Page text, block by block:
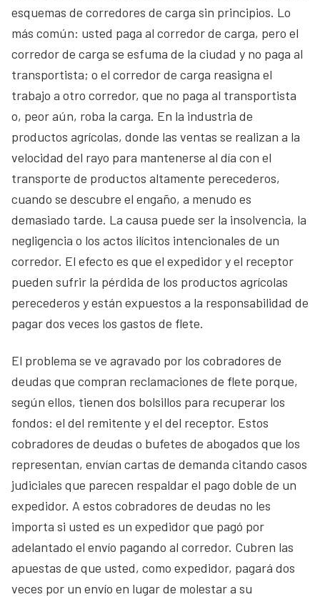
esquemas de corredores de carga sin principios. Lo
más común: usted paga al corredor de carga, pero el
corredor de carga se esfuma de la ciudad y no paga al
transportista; o el corredor de carga reasigna el
trabajo a otro corredor, que no paga al transportista
o, peor aún, roba la carga. En la industria de
productos agrícolas, donde las ventas se realizan a la
velocidad del rayo para mantenerse al día con el
transporte de productos altamente perecederos,
cuando se descubre el engaño, a menudo es
demasiado tarde. La causa puede ser la insolvencia, la
negligencia o los actos ilícitos intencionales de un
corredor. El efecto es que el expedidor y el receptor
pueden sufrir la pérdida de los productos agrícolas
perecederos y están expuestos a la responsabilidad de
pagar dos veces los gastos de flete.
El problema se ve agravado por los cobradores de
deudas que compran reclamaciones de flete porque,
según ellos, tienen dos bolsillos para recuperar los
fondos: el del remitente y el del receptor. Estos
cobradores de deudas o bufetes de abogados que los
representan, envían cartas de demanda citando casos
judiciales que parecen respaldar el pago doble de un
expedidor. A estos cobradores de deudas no les
importa si usted es un expedidor que pagó por
adelantado el envío pagando al corredor. Cubren las
apuestas de que usted, como expedidor, pagará dos
veces por un envío en lugar de molestar a su